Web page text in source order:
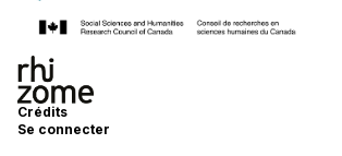
Crédits
Se connecter